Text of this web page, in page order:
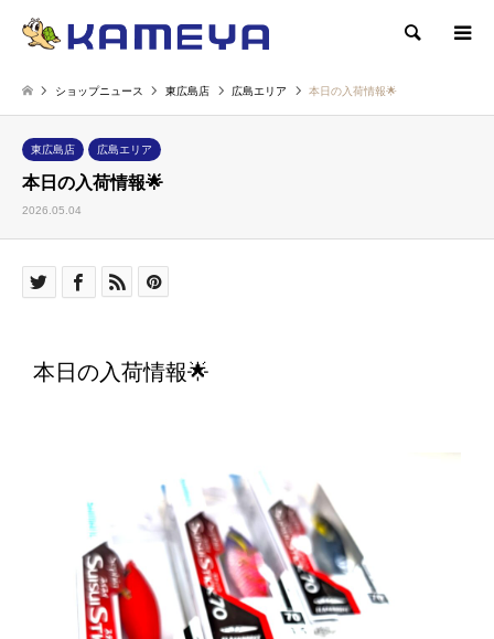
検索
ショップニュース 東広島店 広島エリア 本日の入荷情報🌟
東広島店 広島エリア
本日の入荷情報🌟
2026.05.04
本日の入荷情報🌟